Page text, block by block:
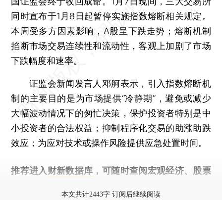
同时宣布于1月8日起暂停实施指数熔断相关规定。
本周受多方因素影响，A股呈下跌走势；熔断机制
掐断市场交易连续性和流动性，客观上加剧了市场
下跌幅度和速率。
证监会新闻发言人邓舸表示，引入指数熔断机
制的主要目的是为市场提供“冷静期”，避免或减少
大幅波动情况下的匆忙决策，保护投资者特别是中
小投资者的合法权益；抑制程序化交易的助涨助跌
效应；为应对技术或操作风险提供应急处置时间。
推荐进入 财新数据库 ，可随时查阅宏观经济、股票
本文共计2443字 订阅后继续阅读